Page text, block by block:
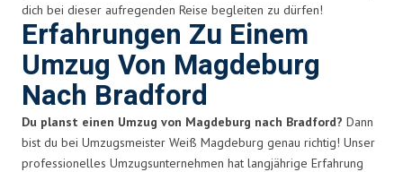
dich bei dieser aufregenden Reise begleiten zu dürfen!
Erfahrungen Zu Einem
Umzug Von Magdeburg
Nach Bradford
Du planst einen Umzug von Magdeburg nach Bradford? Dann
bist du bei Umzugsmeister Weiß Magdeburg genau richtig! Unser
professionelles Umzugsunternehmen hat langjährige Erfahrung